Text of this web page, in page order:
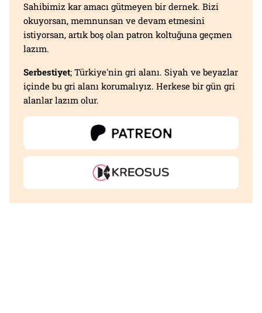
Sahibimiz kar amacı gütmeyen bir dernek. Bizi
okuyorsan, memnunsan ve devam etmesini
istiyorsan, artık boş olan patron koltuğuna geçmen
lazım.
Serbestiyet; Türkiye'nin gri alanı. Siyah ve beyazlar
içinde bu gri alanı korumalıyız. Herkese bir gün gri
alanlar lazım olur.